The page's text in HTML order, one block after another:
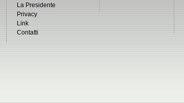
La Presidente
Privacy
Link
Contatti